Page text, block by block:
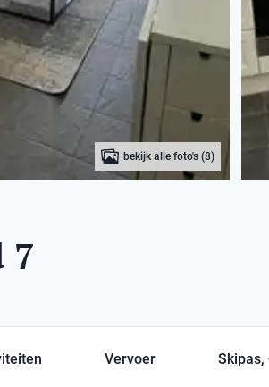
bekijk alle foto's (8)
7
Vervoer Skipas,